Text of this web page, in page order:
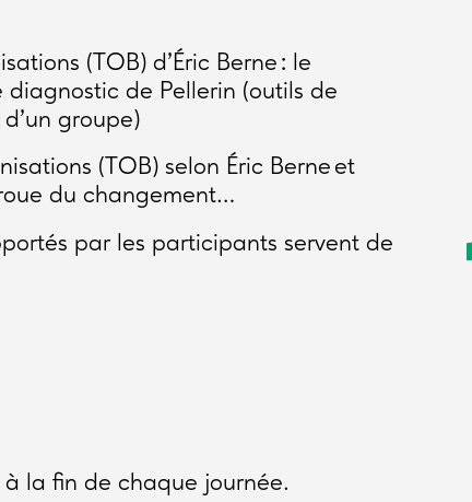
(TOB) d’Éric Berne : le
de Pellerin (outils de
groupe)
(TOB) selon Éric Berne et
du changement…
par les participants servent de
la fin de chaque journée.